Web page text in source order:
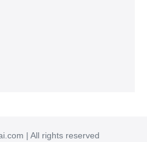
| All rights reserved